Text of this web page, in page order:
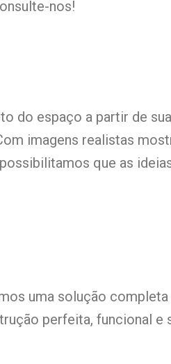
nos!
do espaço a partir de
imagens realistas
que as
uma solução
perfeita, funcional